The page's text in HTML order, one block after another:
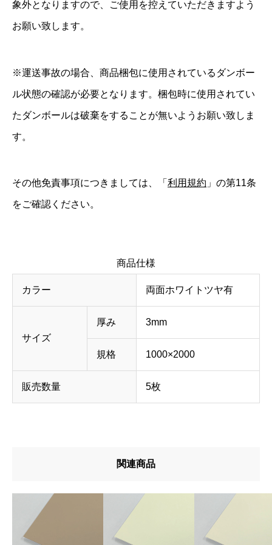
象外となりますので、ご使用を控えていただきますよう
お願い致します。
※運送事故の場合、商品梱包に使用されているダンボー
ル状態の確認が必要となります。梱包時に使用されてい
たダンボールは破棄をすることが無いようお願い致しま
す。
その他免責事項につきましては、「 利用規約 」の第11条
をご確認ください。
商品仕様
カラー 両面ホワイトツヤ有
サイズ
厚み 3mm
規格 1000×2000
販売数量 5枚
関連商品